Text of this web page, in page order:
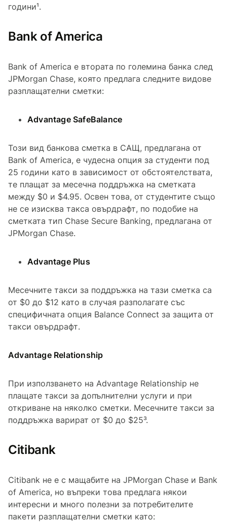
години¹.
Bank of America
Bank of America е втората по големина банка след
JPMorgan Chase, която предлага следните видове
разплащателни сметки:
Advantage SafeBalance
Този вид банкова сметка в САЩ, предлагана от
Bank of America, е чудесна опция за студенти под
25 години като в зависимост от обстоятелствата,
те плащат за месечна поддръжка на сметката
между $0 и $4.95. Освен това, от студентите също
не се изисква такса овърдрафт, по подобие на
сметката тип Chase Secure Banking, предлагана от
JPMorgan Chase.
Advantage Plus
Месечните такси за поддръжка на тази сметка са
от $0 до $12 като в случая разполагате със
специфичната опция Balance Connect за защита от
такси овърдрафт.
Advantage Relationship
При използването на Advantage Relationship не
плащате такси за допълнителни услуги и при
откриване на няколко сметки. Месечните такси за
поддръжка варират от $0 до $25³.
Citibank
Citibank не е с мащабите на JPMorgan Chase и Bank
of America, но въпреки това предлага някои
интересни и много полезни за потребителите
пакети разплащателни сметки като: